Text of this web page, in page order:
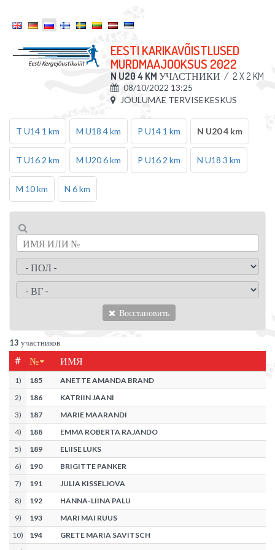
EESTI KARIKAVÕISTLUSED
MURDMAAJOOKSUS 2022
N U20 4 KM УЧАСТНИКИ / 2 X 2 KM
08/10/2022 13:25
JÕULUMÄE TERVISEKESKUS
T U14 1 km M U18 4 km P U14 1 km N U20 4 km
T U16 2 km M U20 6 km P U16 2 km N U18 3 km
M 10 km N 6 km
Восстановить
13 участников
# № ИМЯ
1) 185
ANETTE AMANDA BRAND
2) 186
KATRIIN JAANI
3) 187
MARIE MAARANDI
4) 188
EMMA ROBERTA RAJANDO
5) 189
ELIISE LUKS
6) 190
BRIGITTE PANKER
7) 191
JULIA KISSELJOVA
8) 192
HANNA-LIINA PALU
9) 193
MARI MAI RUUS
10) 194
GRETE MARIA SAVITSCH